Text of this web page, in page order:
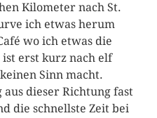
Kilometer nach St.
ich etwas herum
wo ich etwas die
ist erst kurz nach elf
Sinn macht.
dieser Richtung fast
die schnellste Zeit bei